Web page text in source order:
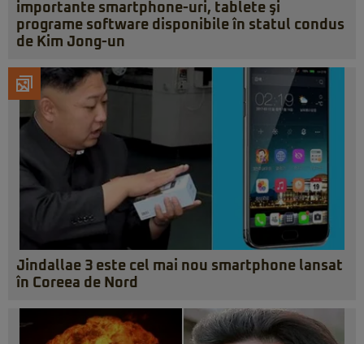
importante smartphone-uri, tablete şi
programe software disponibile în statul condus
de Kim Jong-un
Jindallae 3 este cel mai nou smartphone lansat
în Coreea de Nord